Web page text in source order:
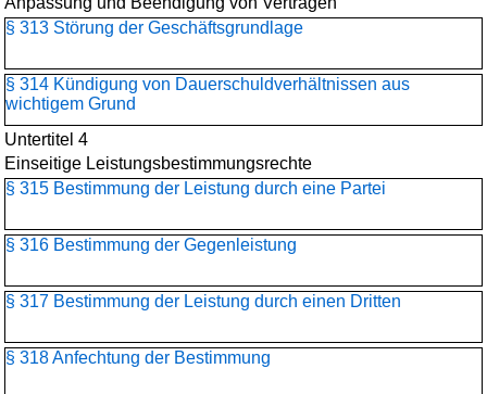
§ 313 Störung der Geschäftsgrundlage
§ 314 Kündigung von Dauerschuldverhältnissen aus
wichtigem Grund
Untertitel 4
Einseitige Leistungsbestimmungsrechte
§ 315 Bestimmung der Leistung durch eine Partei
§ 316 Bestimmung der Gegenleistung
§ 317 Bestimmung der Leistung durch einen Dritten
§ 318 Anfechtung der Bestimmung